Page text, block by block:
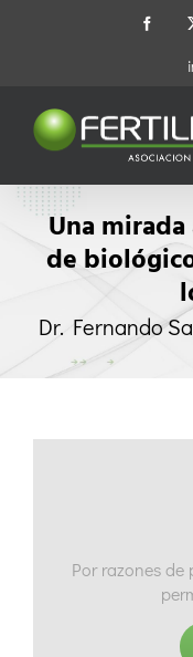
Una
de
Dr. Fernando
Por razones de